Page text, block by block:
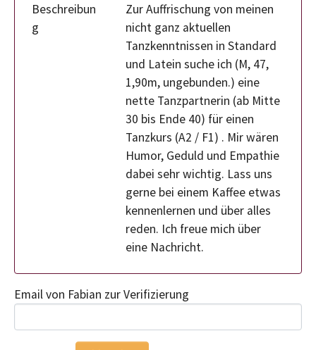
Beschreibun
g
Zur Auffrischung von meinen
nicht ganz aktuellen
Tanzkenntnissen in Standard
und Latein suche ich (M, 47,
1,90m, ungebunden.) eine
nette Tanzpartnerin (ab Mitte
30 bis Ende 40) für einen
Tanzkurs (A2 / F1) . Mir wären
Humor, Geduld und Empathie
dabei sehr wichtig. Lass uns
gerne bei einem Kaffee etwas
kennenlernen und über alles
reden. Ich freue mich über
eine Nachricht.
Email von Fabian zur Verifizierung